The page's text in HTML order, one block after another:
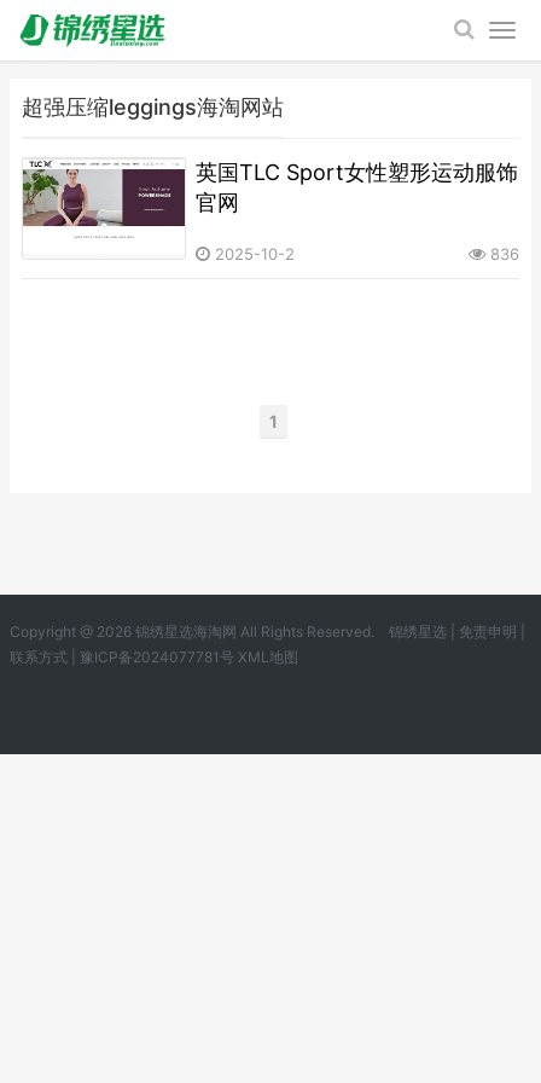
超强压缩leggings海淘网站
英国TLC Sport女性塑形运动服饰
官网
2025-10-2 836
1
Copyright @ 2026 锦绣星选海淘网 All Rights Reserved. 锦绣星选 免责申明
联系方式
豫ICP备2024077781号 XML地图